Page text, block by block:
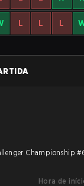
L L L
Championship
Hora de